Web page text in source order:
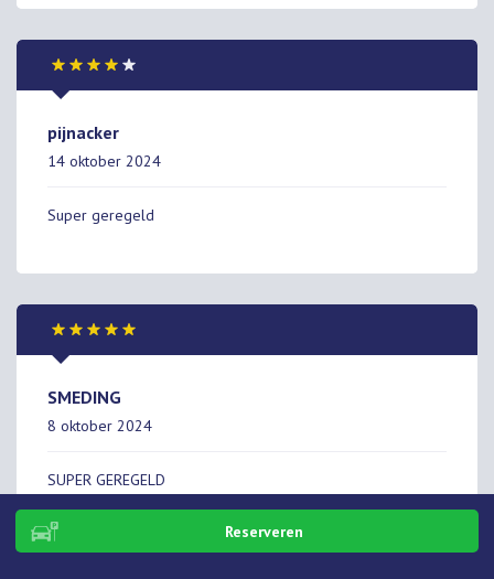
Reserveren
pijnacker
14 oktober 2024
Super geregeld
SMEDING
8 oktober 2024
SUPER GEREGELD